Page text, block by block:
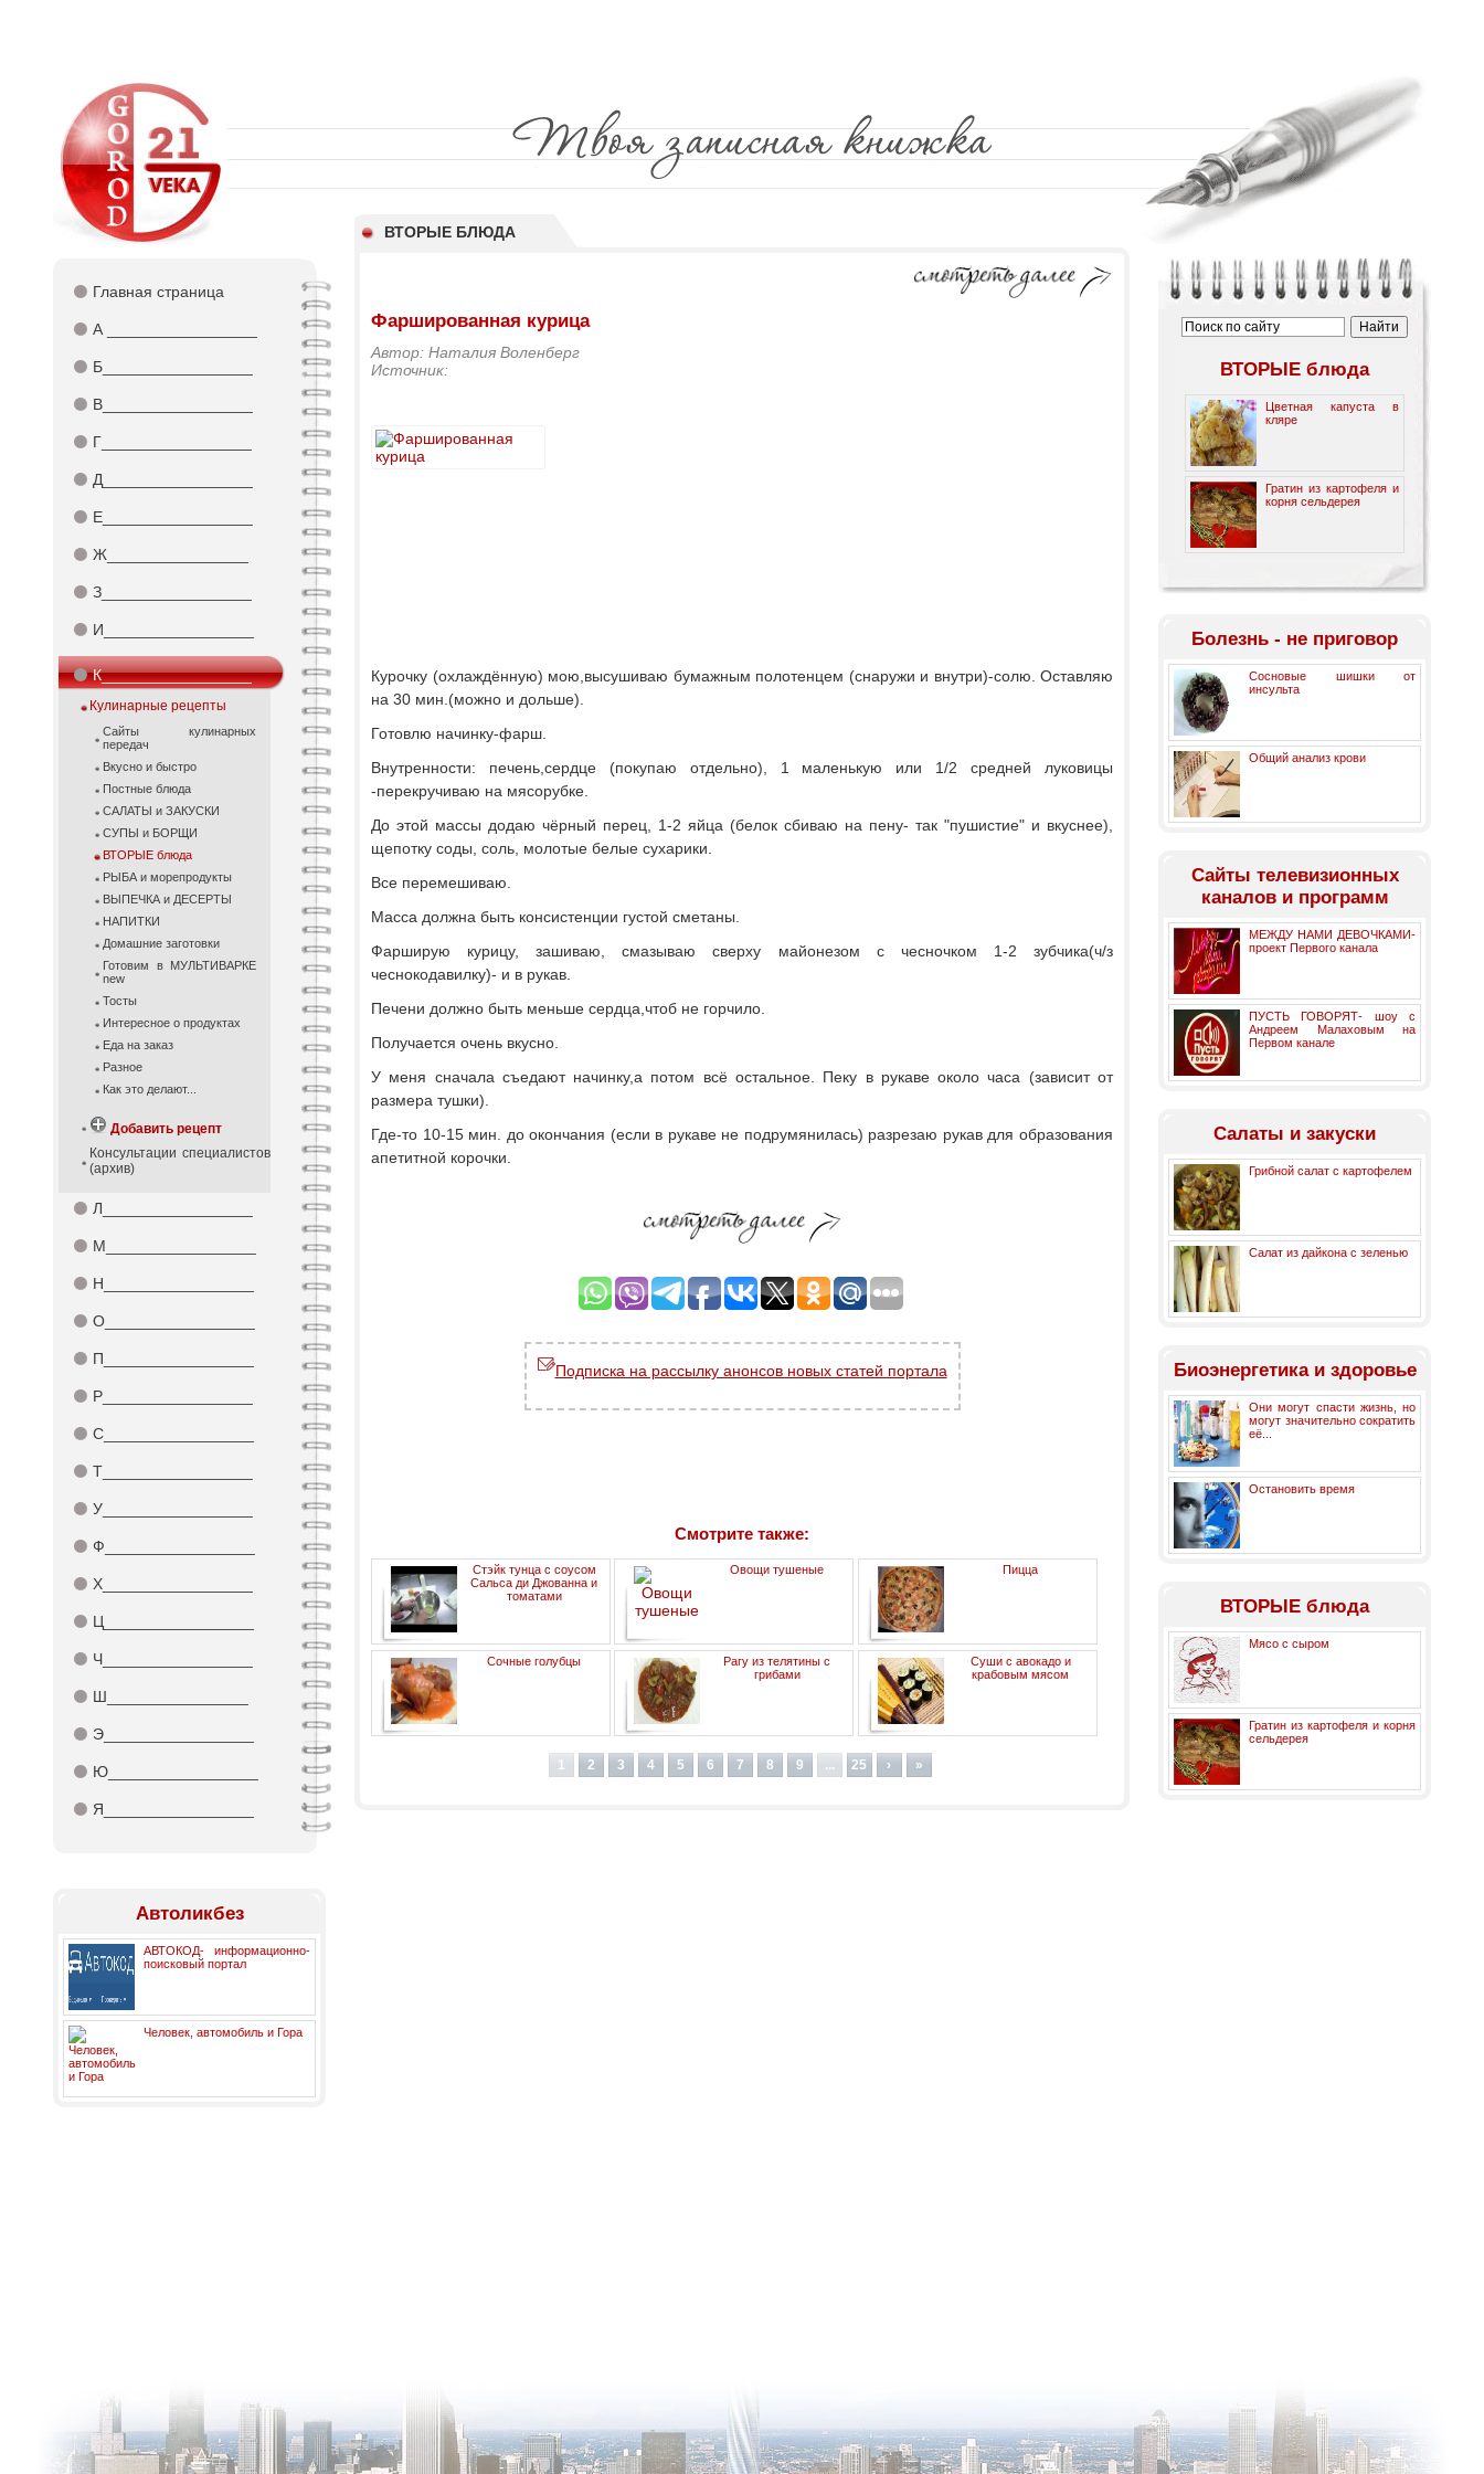
ВТОРЫЕ БЛЮДА
⚫ Главная страница
⚫ А _________________
⚫ Б_________________
⚫ В_________________
⚫ Г_________________
⚫ Д_________________
⚫ Е_________________
⚫ Ж________________
⚫ З_________________
⚫ И_________________
⚫К_________________
Кулинарные рецепты
Сайты кулинарных
передач
Вкусно и быстро
Постные блюда
САЛАТЫ и ЗАКУСКИ
СУПЫ и БОРЩИ
ВТОРЫЕ блюда
РЫБА и морепродукты
ВЫПЕЧКА и ДЕСЕРТЫ
НАПИТКИ
Домашние заготовки
Готовим в МУЛЬТИВАРКЕ
new
Тосты
Интересное о продуктах
Еда на заказ
Разное
Как это делают...
Добавить рецепт
Консультации специалистов
(архив)
⚫ Л_________________
⚫ М_________________
⚫ Н_________________
⚫ О_________________
⚫ П_________________
⚫ Р_________________
⚫ С_________________
⚫ Т_________________
⚫ У_________________
⚫ Ф_________________
⚫ Х_________________
⚫ Ц_________________
⚫ Ч_________________
⚫ Ш________________
⚫ Э_________________
⚫ Ю_________________
⚫ Я_________________
Автоликбез
АВТОКОД- информационно-
поисковый портал
Человек, автомобиль и Гора
Фаршированная курица
Автор: Наталия Воленберг
Источник:
Курочку (охлаждённую) мою,высушиваю бумажным полотенцем (снаружи и внутри)-солю. Оставляю
на 30 мин.(можно и дольше).
Готовлю начинку-фарш.
Внутренности: печень,сердце (покупаю отдельно), 1 маленькую или 1/2 средней луковицы
-перекручиваю на мясорубке.
До этой массы додаю чёрный перец, 1-2 яйца (белок сбиваю на пену- так "пушистие" и вкуснее),
щепотку соды, соль, молотые белые сухарики.
Все перемешиваю.
Масса должна быть консистенции густой сметаны.
Фарширую курицу, зашиваю, смазываю сверху майонезом с чесночком 1-2 зубчика(ч/з
чеснокодавилку)- и в рукав.
Печени должно быть меньше сердца,чтоб не горчило.
Получается очень вкусно.
У меня сначала съедают начинку,а потом всё остальное. Пеку в рукаве около часа (зависит от
размера тушки).
Где-то 10-15 мин. до окончания (если в рукаве не подрумянилась) разрезаю рукав для образования
апетитной корочки.
Подписка на рассылку анонсов новых статей портала
Смотрите также:
Стэйк тунца с соусом
Сальса ди Джованна и
томатами
Овощи тушеные Пицца
Сочные голубцы
Рагу из телятины с
грибами
Суши с авокадо и
крабовым мясом
1 2 3 4 5 6 7 8 9 ... 25 › »
ВТОРЫЕ блюда
Цветная капуста в
кляре
Гратин из картофеля и
корня сельдерея
Болезнь - не приговор
Сосновые шишки от
инсульта
Общий анализ крови
Cайты телевизионных
каналов и программ
МЕЖДУ НАМИ ДЕВОЧКАМИ-
проект Первого канала
ПУСТЬ ГОВОРЯТ- шоу с
Андреем Малаховым на
Первом канале
Салаты и закуски
Грибной салат с картофелем
Салат из дайкона с зеленью
Биоэнергетика и здоровье
Они могут спасти жизнь, но
могут значительно сократить
её...
Остановить время
ВТОРЫЕ блюда
Мясо с сыром
Гратин из картофеля и корня
сельдерея